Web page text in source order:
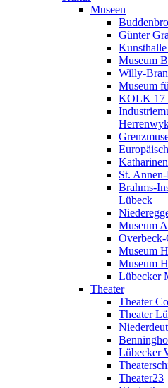
Museen
Günter
Museum
Willy-
Museum
KOLK 17
St.
Brahms-
Lübeck
Museum
Overbeck-
Museum
Museum
Lübecker
Theater
Theater
Theater
Lübecker
Theater23